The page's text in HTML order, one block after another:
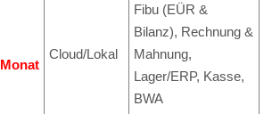
Cloud/Lokal
Fibu (EÜR &
Bilanz), Rechnung &
Mahnung,
Lager/ERP, Kasse,
BWA